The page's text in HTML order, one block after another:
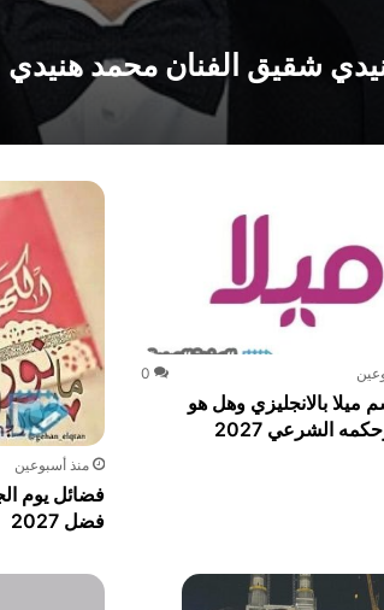
شقيق الفنان محمد هنيدي
0
ميلا بالانجليزي وهل هو
الشرعي 2027
منذ أسبوعين
فضائل يوم
فضل 2027